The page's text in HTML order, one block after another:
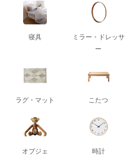
寝具
ミラー・ドレッサ
ー
ラグ・マット こたつ
オブジェ 時計